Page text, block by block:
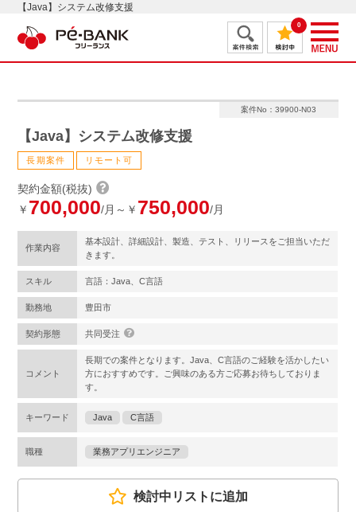
【Java】システム改修支援
0
案件No：39900-N03
【Java】システム改修支援
長期案件 リモート可
契約金額(税抜)
￥ 700,000/月～￥ 750,000/月
作業内容
基本設計、詳細設計、製造、テスト、リリースをご担当いただ
きます。
スキル 言語：Java、C言語
勤務地 豊田市
契約形態 共同受注
コメント
長期での案件となります。Java、C言語のご経験を活かしたい
方におすすめです。ご興味のある方ご応募お待ちしておりま
す。
キーワード Java C言語
職種 業務アプリエンジニア
検討中リストに追加